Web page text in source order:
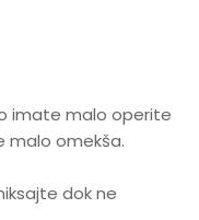
imate malo operite
malo omekša.
dok ne